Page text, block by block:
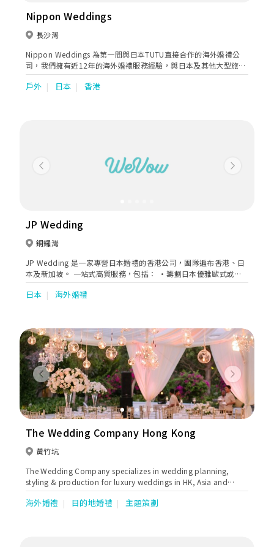
Nippon Weddings
長沙灣
Nippon Weddings 為第一間與日本TUTU直接合作的海外婚禮公
司，我們擁有近12年的海外婚禮服務經驗，與日本及其他大型旅行
公司一直有緊密的合作，不斷為顧客提供更好的服務。我們亦會安
排一對一的貼心服務，聆聽客人的意見及需要，無論從安排整個婚
戶外 日本 香港
Previous Next
JP Wedding
銅鑼灣
JP Wedding 是一家專營日本婚禮的香港公司，團隊遍布香港、日
本及新加坡。 一站式高質服務，包括： •籌劃日本優雅歐式或自
然風教堂的婚禮儀式 •婚紗和服攝影 •日式新娘化妝及髮型設計
•日本婚紗租借服務 •結婚週年紀念派對 JP Wedding 致力於為
日本 海外婚禮
Previous Next
The Wedding Company Hong Kong
黃竹坑
The Wedding Company specializes in wedding planning,
styling & production for luxury weddings in HK, Asia and
worldwide.
海外婚禮 目的地婚禮 主題策劃